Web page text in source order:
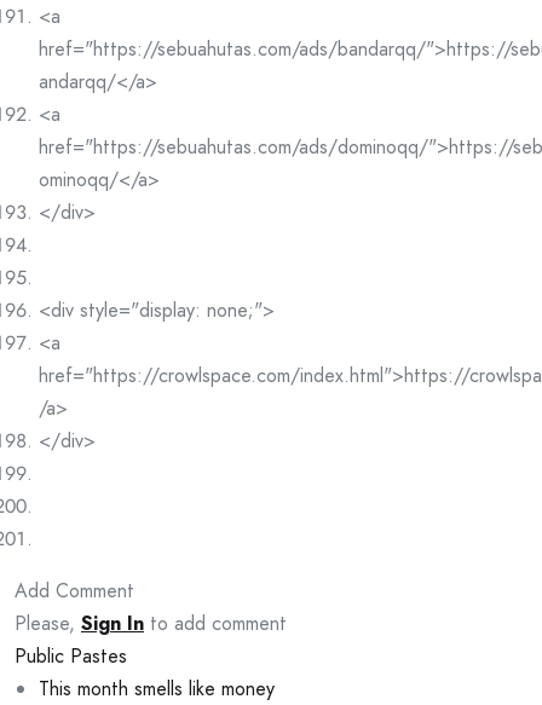
<a
href="https://sebuahutas.com/ads/bandarqq/">https://
andarqq/</a>
<a
href="https://sebuahutas.com/ads/dominoqq/">https://
ominoqq/</a>
</div>
<div style="display: none;">
<a
href="https://crowlspace.com/index.html">https://
/a>
</div>
Add Comment
Please, Sign In to add comment
Public Pastes
This month smells like money